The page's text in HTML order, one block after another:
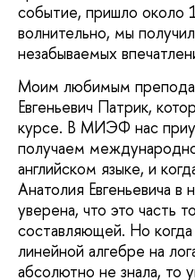
событие, пришло около
волнительно, мы
незабываемых
Моим любимым
Евгеньевич Патрик,
курсе. В МИЭФ нас
получаем
английском языке, и
Анатолия Евгеньевича в
уверена, что это часть
составляющей. Но
линейной алгебре на
абсолютно не знала, то